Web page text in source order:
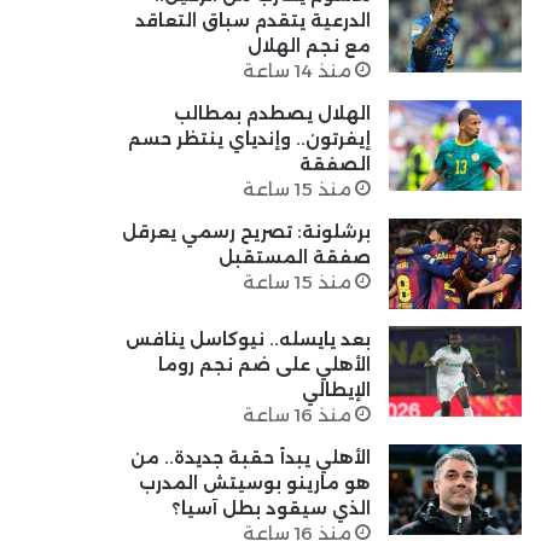
الدرعية يتقدم سباق التعاقد
مع نجم الهلال
منذ 14 ساعة
الهلال يصطدم بمطالب
إيفرتون.. وإندياي ينتظر حسم
الصفقة
منذ 15 ساعة
برشلونة: تصريح رسمي يعرقل
صفقة المستقبل
منذ 15 ساعة
بعد يايسله.. نيوكاسل ينافس
الأهلي على ضم نجم روما
الإيطالي
منذ 16 ساعة
الأهلي يبدأ حقبة جديدة.. من
هو مارينو بوسيتش المدرب
الذي سيقود بطل آسيا؟
منذ 16 ساعة